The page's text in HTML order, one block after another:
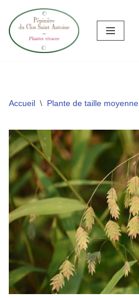
Aller
au
Accueil \ Plante de taille moyenne